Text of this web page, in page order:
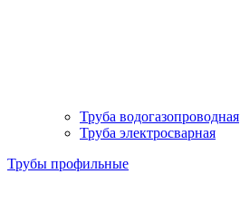
Труба водогазопроводная
Труба электросварная
Трубы профильные